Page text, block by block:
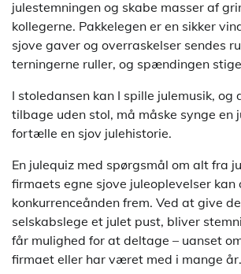
julestemningen og skabe masser af
kollegerne. Pakkelegen er en sikker
sjove gaver og overraskelser sendes
terningerne ruller, og spændingen
I stoledansen kan I spille julemusik, og
tilbage uden stol, må måske synge en
fortælle en sjov julehistorie.
En julequiz med spørgsmål om alt fra
firmaets egne sjove juleoplevelser kan
konkurrenceånden frem. Ved at give
selskabslege et julet pust, bliver
får mulighed for at deltage – uanset
firmaet eller har været med i mange år.